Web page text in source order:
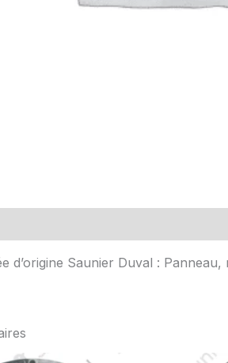
d’origine Saunier Duval :